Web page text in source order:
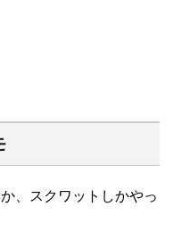
、スクワットしかやっ